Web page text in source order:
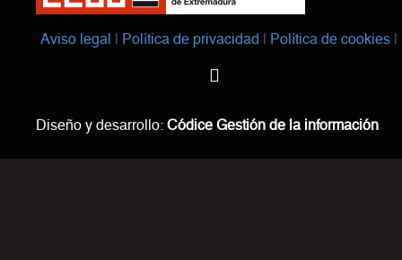
Aviso legal Política de privacidad Política de cookies
Diseño y desarrollo: Códice Gestión de la información